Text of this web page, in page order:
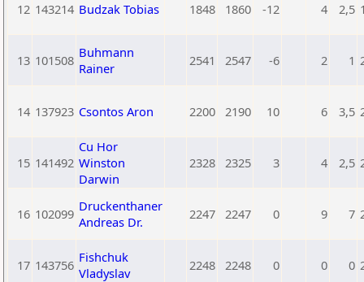
12 143214 Budzak Tobias 1848 1860 -12 4 2,5
13 101508 Buhmann
Rainer
2541 2547 -6 2 1
14 137923 Csontos Aron 2200 2190 10 6 3,5
15 141492
Cu Hor
Winston
Darwin
2328 2325 3 4 2,5
16 102099 Druckenthaner
Andreas Dr.
2247 2247 0 9 7
17 143756 Fishchuk
Vladyslav
2248 2248 0 0 0